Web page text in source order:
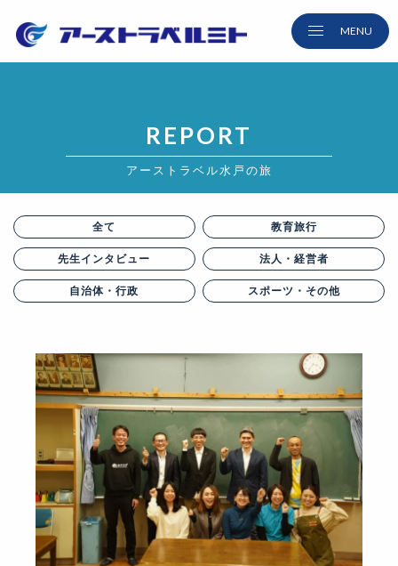
REPORT
アーストラベル水戸の旅
全て 教育旅行
先生インタビュー 法人・経営者
自治体・行政 スポーツ・ その他